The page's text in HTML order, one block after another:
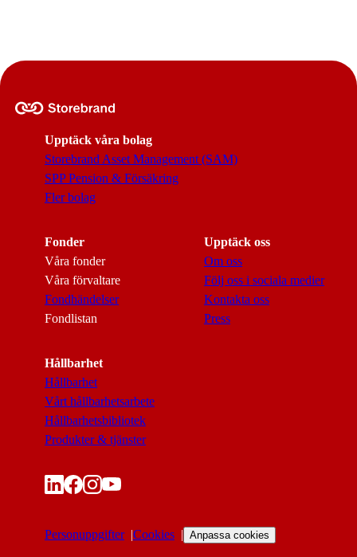
Upptäck våra bolag
Storebrand Asset Management (SAM)
SPP Pension & Försäkring
Fler bolag
Fonder
Våra fonder
Våra förvaltare
Fondhändelser
Fondlistan
Upptäck oss
Om oss
Följ oss i sociala medier
Kontakta oss
Press
Hållbarhet
Hållbarhet
Vårt hållbarhetsarbete
Hållbarhetsbibliotek
Produkter & tjänster
Personuppgifter Cookies Anpassa cookies